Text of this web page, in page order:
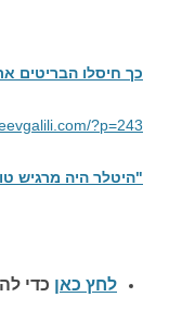
כך חיסלו הבריטים
?p=243
"היטלר היה מרגיש
לחץ כאן כדי